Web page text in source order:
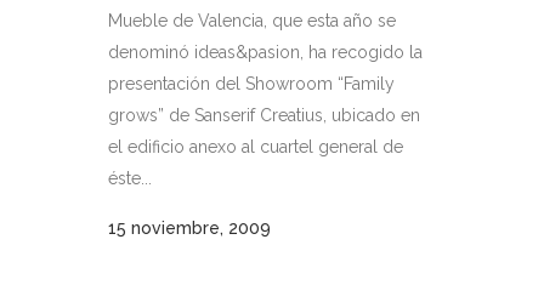
Mueble de Valencia, que esta año se
denominó ideas&pasion, ha recogido la
presentación del Showroom “Family
grows” de Sanserif Creatius, ubicado en
el edificio anexo al cuartel general de
éste...
15 noviembre, 2009